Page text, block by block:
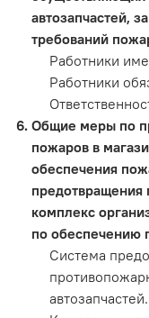
автозапчастей,
требований
Работники
Работники
Общие меры по
пожаров в
обеспечения
комплекс
по обеспечению
Система
автозапчастей.